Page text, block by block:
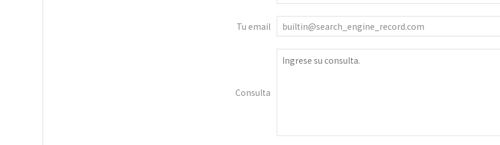
Tu email
Consulta